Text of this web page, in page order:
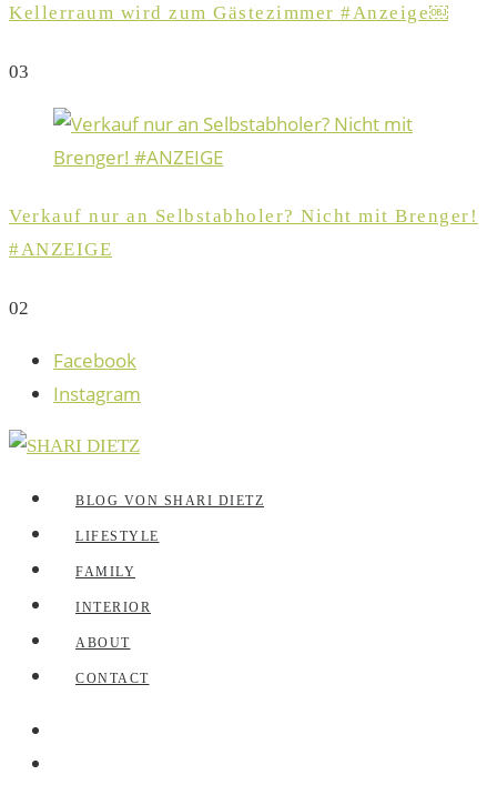
Kellerraum wird zum Gästezimmer #Anzeige￼
03
Verkauf nur an Selbstabholer? Nicht mit Brenger!
#ANZEIGE
02
Facebook
Instagram
BLOG VON SHARI DIETZ
LIFESTYLE
FAMILY
INTERIOR
ABOUT
CONTACT